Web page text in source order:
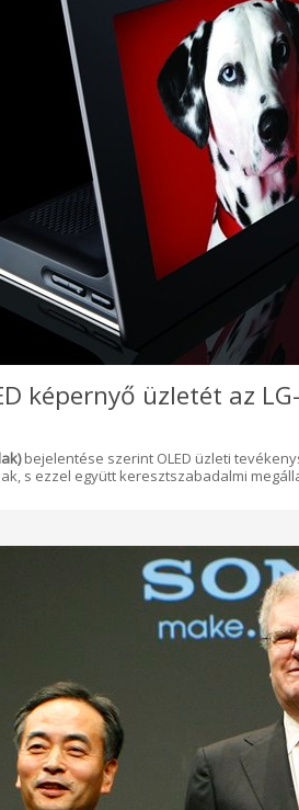
képernyő üzletét az
bejelentése szerint OLED üzleti
s ezzel együtt keresztszabadalmi